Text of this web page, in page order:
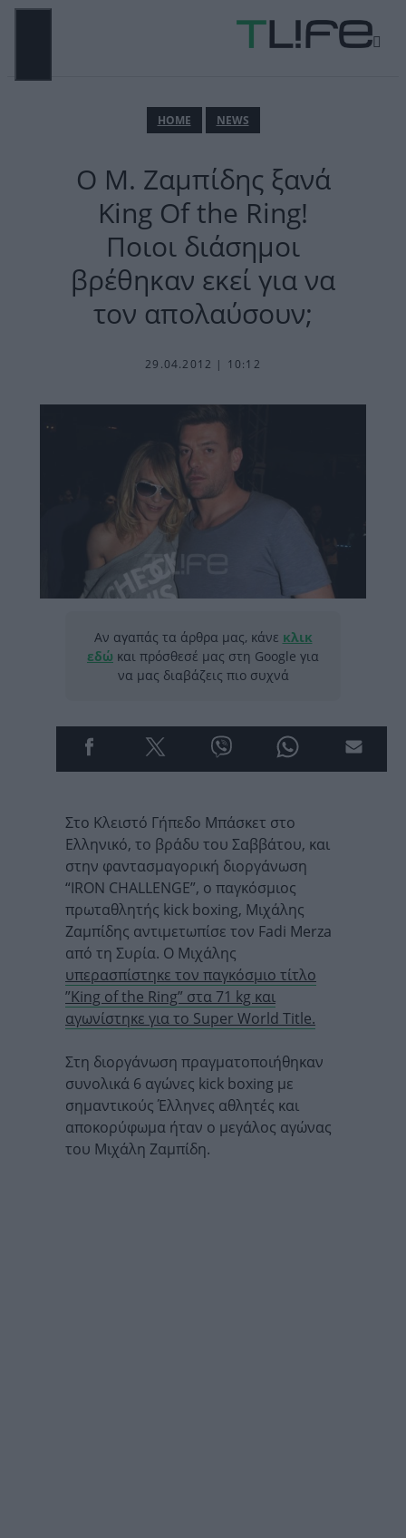
Μετάβαση
ΗΟΜΕ NEWS
Ο Μ. Ζαμπίδης ξανά
King Of the Ring!
Ποιοι διάσημοι
βρέθηκαν εκεί για να
τον απολαύσουν;
29.04.2012 | 10:12
Αν αγαπάς τα άρθρα μας, κάνε κλικ
εδώ και πρόσθεσέ μας στη Google για
να μας διαβάζεις πιο συχνά
Στο Κλειστό Γήπεδο Μπάσκετ στο
Ελληνικό, το βράδυ του Σαββάτου, και
στην φαντασμαγορική διοργάνωση
“IRON CHALLENGE”, ο παγκόσμιος
πρωταθλητής kick boxing, Μιχάλης
Ζαμπίδης αντιμετωπίσε τον Fadi Merza
από τη Συρία. Ο Μιχάλης
υπερασπίστηκε τον παγκόσμιο τίτλο
”King of the Ring” στα 71 kg και
αγωνίστηκε για το Super World Title.
Στη διοργάνωση πραγματοποιήθηκαν
συνολικά 6 αγώνες kick boxing με
σημαντικούς Έλληνες αθλητές και
αποκορύφωμα ήταν ο μεγάλος αγώνας
του Μιχάλη Ζαμπίδη.